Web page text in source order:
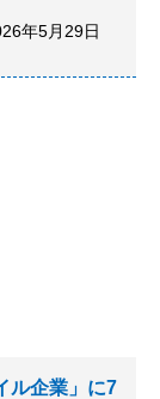
年5月29日
ル企業」に7